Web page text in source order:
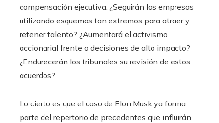
compensación ejecutiva. ¿Seguirán las empresas
utilizando esquemas tan extremos para atraer y
retener talento? ¿Aumentará el activismo
accionarial frente a decisiones de alto impacto?
¿Endurecerán los tribunales su revisión de estos
acuerdos?
Lo cierto es que el caso de Elon Musk ya forma
parte del repertorio de precedentes que influirán